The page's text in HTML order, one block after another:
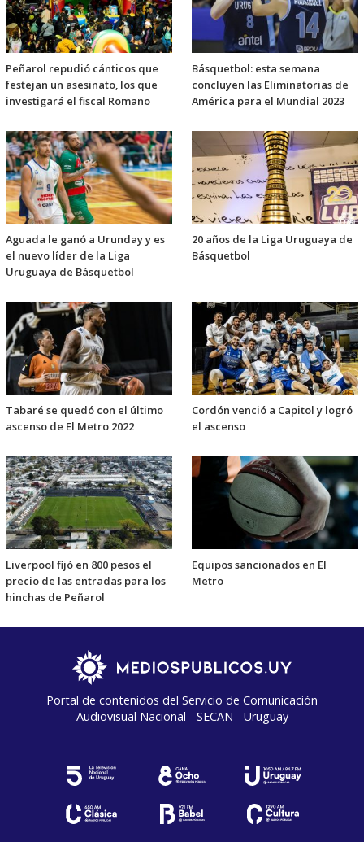
Peñarol repudió cánticos que
festejan un asesinato, los que
investigará el fiscal Romano
Básquetbol: esta semana
concluyen las Eliminatorias de
América para el Mundial 2023
Aguada le ganó a Urunday y es
el nuevo líder de la Liga
Uruguaya de Básquetbol
20 años de la Liga Uruguaya de
Básquetbol
Tabaré se quedó con el último
ascenso de El Metro 2022
Cordón venció a Capitol y logró
el ascenso
Liverpool fijó en 800 pesos el
precio de las entradas para los
hinchas de Peñarol
Equipos sancionados en El
Metro
Portal de contenidos del Servicio de Comunicación
Audiovisual Nacional - SECAN - Uruguay